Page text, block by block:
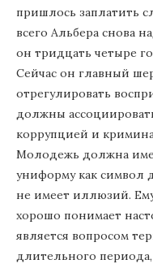
пришлось заплатить
всего Альбера снова
он тридцать четыре
Сейчас он главный
отрегулировать
должны
коррупцией и
Молодежь должна
униформу как символ
не имеет иллюзий.
хорошо понимает
является вопросом
длительного